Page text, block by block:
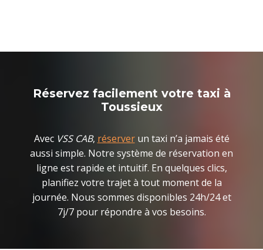
Réservez facilement votre taxi à
Toussieux
Avec VSS CAB, réserver un taxi n’a jamais été
aussi simple. Notre système de réservation en
ligne est rapide et intuitif. En quelques clics,
planifiez votre trajet à tout moment de la
journée. Nous sommes disponibles 24h/24 et
7j/7 pour répondre à vos besoins.